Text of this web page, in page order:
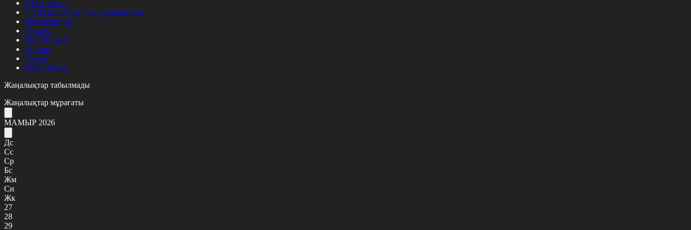
#Экономика
#«100 кітап» ұлттық сауалнамасы
#Референдум
#Оқиға
#EURO 2024
#Спорт
#Әлем
#Денсаулық
Жаңалықтар табылмады
Жаңалықтар мұрағаты
МАМЫР 2026
Дс
Сс
Ср
Бс
Жм
Сн
Жк
27
28
29